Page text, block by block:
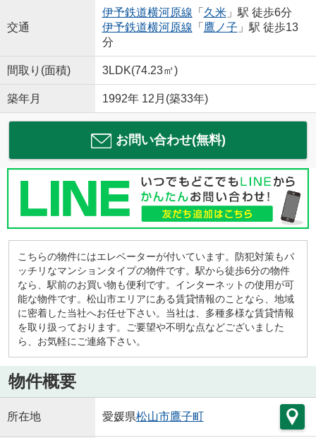
交通
伊予鉄道横河原線 「 久米」駅 徒歩6分
伊予鉄道横河原線 「 鷹ノ子 」駅 徒歩13
分
間取り(面積) 3LDK(74.23㎡)
築年月 1992年 12月(築33年)
お問い合わせ(無料)
こちらの物件にはエレベーターが付いています。防犯対策もバ
ッチリなマンションタイプの物件です。駅から徒歩6分の物件
なら、駅前のお買い物も便利です。インターネットの使用が可
能な物件です。松山市エリアにある賃貸情報のことなら、地域
に密着した当社へお任せ下さい。当社は、多種多様な賃貸情報
を取り扱っております。ご要望や不明な点などございました
ら、お気軽にご連絡下さい。
物件概要
所在地 愛媛県松山市鷹子町